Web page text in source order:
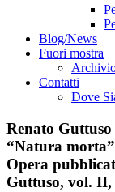
Blog/News
Fuori mostra
Contatti
Dove
Renato
“Natura
Opera
Guttuso, vol. II,